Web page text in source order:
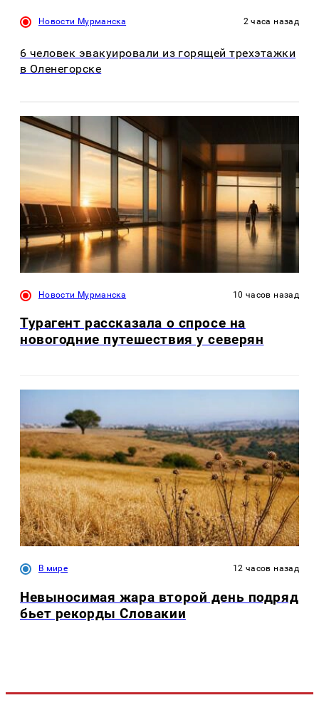
Новости Мурманска 2 часа назад
6 человек эвакуировали из горящей трехэтажки
в Оленегорске
Новости Мурманска 10 часов назад
Турагент рассказала о спросе на
новогодние путешествия у северян
В мире 12 часов назад
Невыносимая жара второй день подряд
бьет рекорды Словакии